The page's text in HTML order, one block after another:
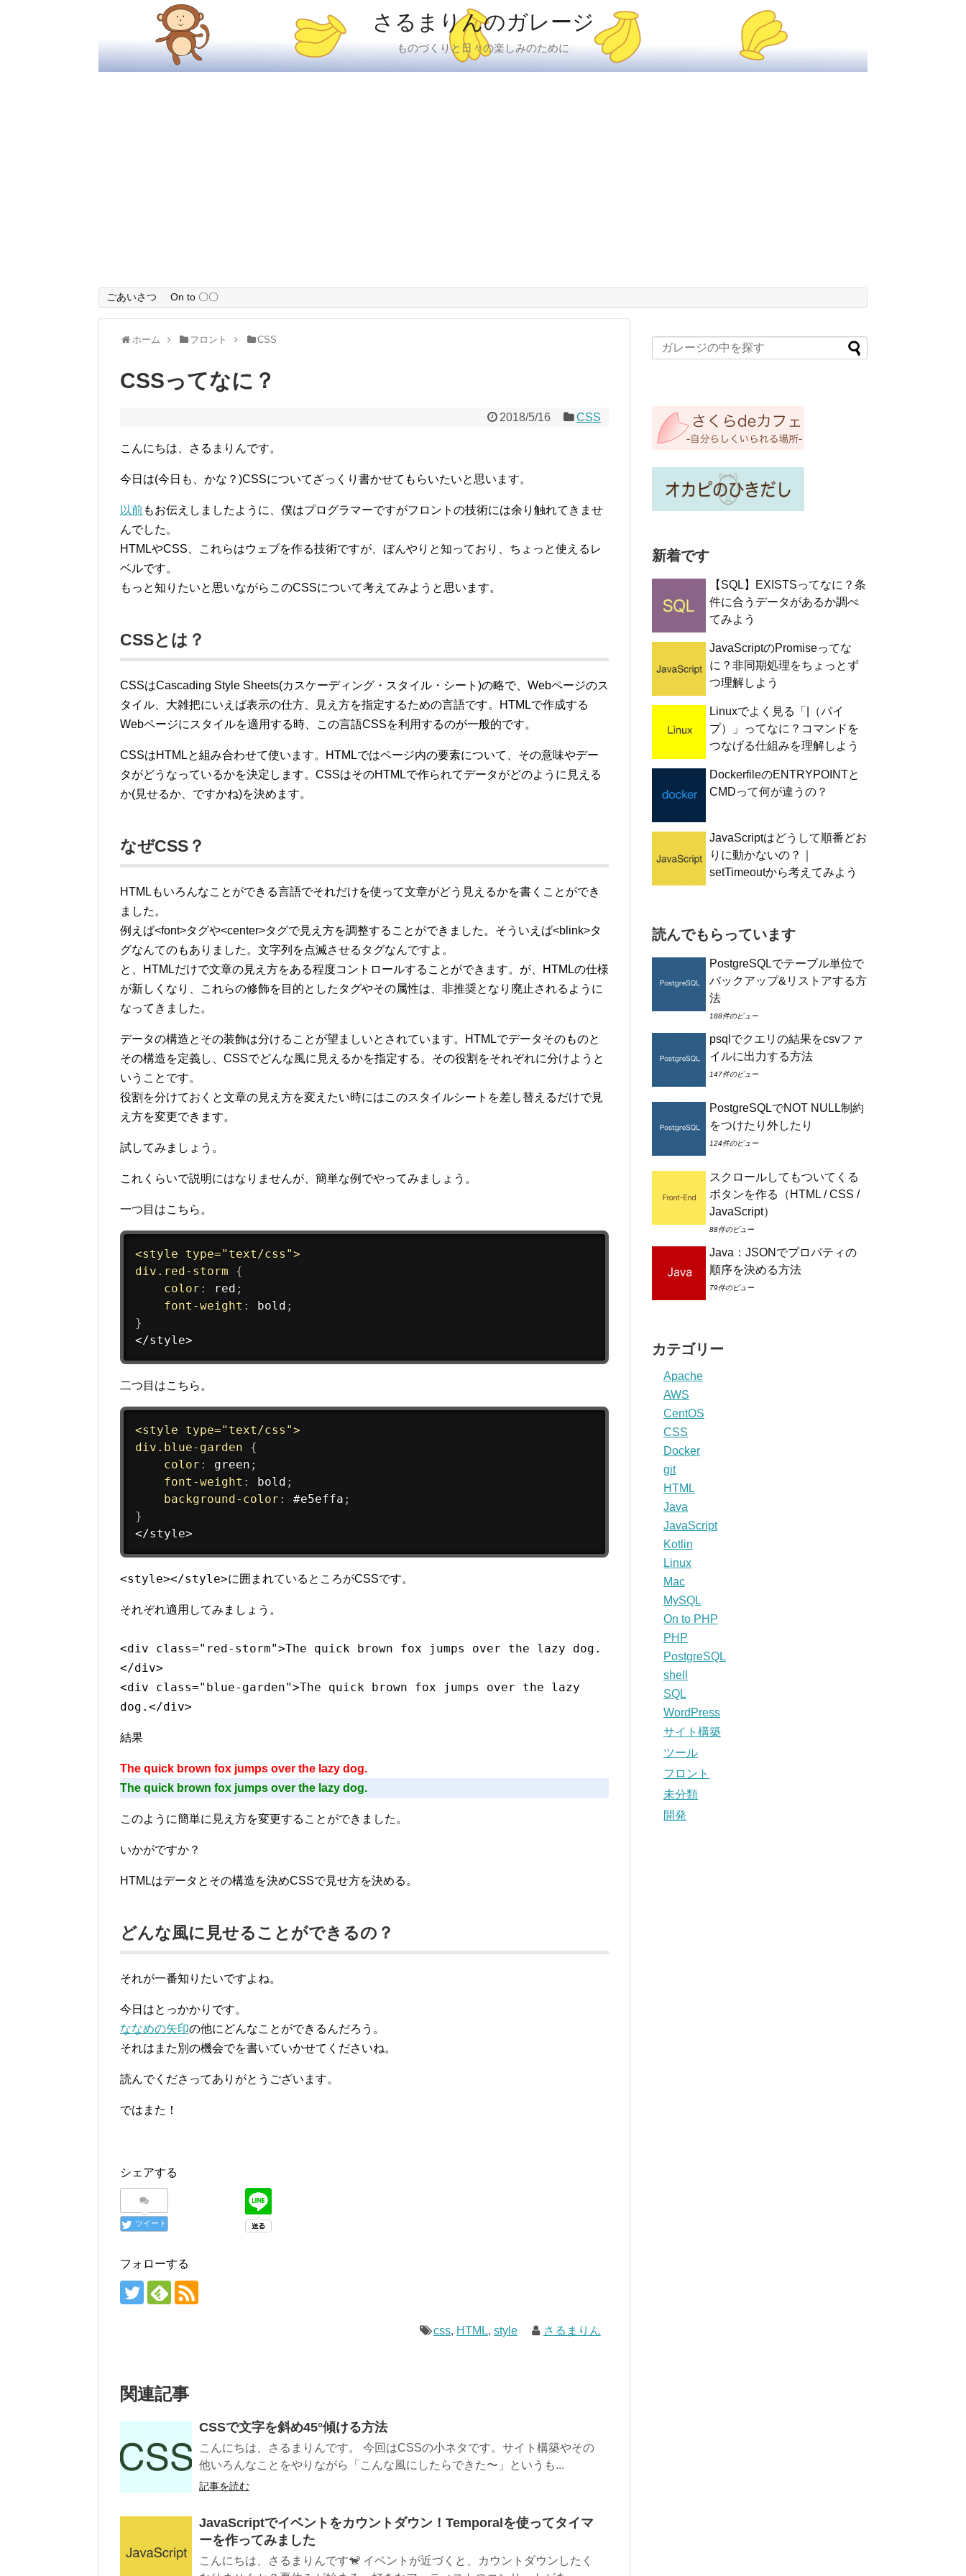
さるまりんのガレージ
ものづくりと日々の楽しみのために
ごあいさつ On to 〇〇
ホーム フロント CSS
CSSってなに？
2018/5/16 CSS
こんにちは、さるまりんです。
今日は(今日も、かな？)CSSについてざっくり書かせてもらいたいと思います。
以前もお伝えしましたように、僕はプログラマーですがフロントの技術には余り触れてきませ
んでした。
HTMLやCSS、これらはウェブを作る技術ですが、ぼんやりと知っており、ちょっと使えるレ
ベルです。
もっと知りたいと思いながらこのCSSについて考えてみようと思います。
CSSとは？
CSSはCascading Style Sheets(カスケーディング・スタイル・シート)の略で、Webページのス
タイル、大雑把にいえば表示の仕方、見え方を指定するための言語です。HTMLで作成する
Webページにスタイルを適用する時、この言語CSSを利用するのが一般的です。
CSSはHTMLと組み合わせて使います。HTMLではページ内の要素について、その意味やデー
タがどうなっているかを決定します。CSSはそのHTMLで作られてデータがどのように見える
か(見せるか、ですかね)を決めます。
なぜCSS？
HTMLもいろんなことができる言語でそれだけを使って文章がどう見えるかを書くことができ
ました。
例えば<font>タグや<center>タグで見え方を調整することができました。そういえば<blink>タ
グなんてのもありました。文字列を点滅させるタグなんですよ。
と、HTMLだけで文章の見え方をある程度コントロールすることができます。が、HTMLの仕様
が新しくなり、これらの修飾を目的としたタグやその属性は、非推奨となり廃止されるように
なってきました。
データの構造とその装飾は分けることが望ましいとされています。HTMLでデータそのものと
その構造を定義し、CSSでどんな風に見えるかを指定する。その役割をそれぞれに分けようと
いうことです。
役割を分けておくと文章の見え方を変えたい時にはこのスタイルシートを差し替えるだけで見
え方を変更できます。
試してみましょう。
これくらいで説明にはなりませんが、簡単な例でやってみましょう。
一つ目はこちら。
<style type="text/css">
div .red-storm
{
color : red ;
font-weight : bold ;
}
</style>
二つ目はこちら。
<style type="text/css">
div .blue-garden
{
color : green ;
font-weight : bold ;
background-color : #e5effa ;
}
</style>
<style></style>に囲まれているところがCSSです。
それぞれ適用してみましょう。
<div class="red-storm">The quick brown fox jumps over the lazy dog.
</div>
<div class="blue-garden">The quick brown fox jumps over the lazy
dog.</div>
結果
The quick brown fox jumps over the lazy dog.
The quick brown fox jumps over the lazy dog.
このように簡単に見え方を変更することができました。
いかがですか？
HTMLはデータとその構造を決めCSSで見せ方を決める。
どんな風に見せることができるの？
それが一番知りたいですよね。
今日はとっかかりです。
ななめの矢印の他にどんなことができるんだろう。
それはまた別の機会でを書いていかせてくださいね。
読んでくださってありがとうございます。
ではまた！
シェアする
ツイート
フォローする
css, HTML,style さるまりん
関連記事
CSSで文字を斜め45°傾ける方法
こんにちは、さるまりんです。 今回はCSSの小ネタです。サイト構築やその
他いろんなことをやりながら「こんな風にしたらできた〜」というも...
記事を読む
JavaScriptでイベントをカウントダウン！Temporalを使ってタイマ
ーを作ってみました
こんにちは、さるまりんです🐒 イベントが近づくと、カウントダウンしたく
新着です
【SQL】EXISTSってなに？条
件に合うデータがあるか調べ
てみよう
JavaScriptのPromiseってな
に？非同期処理をちょっとず
つ理解しよう
Linuxでよく見る「|（パイ
プ）」ってなに？コマンドを
つなげる仕組みを理解しよう
DockerfileのENTRYPOINTと
CMDって何が違うの？
JavaScriptはどうして順番どお
りに動かないの？｜
setTimeoutから考えてみよう
読んでもらっています
PostgreSQLでテーブル単位で
バックアップ&リストアする方
法
188件のビュー
psqlでクエリの結果をcsvファ
イルに出力する方法
147件のビュー
PostgreSQLでNOT NULL制約
をつけたり外したり
124件のビュー
スクロールしてもついてくる
ボタンを作る（HTML / CSS /
JavaScript）
88件のビュー
Java：JSONでプロパティの
順序を決める方法
79件のビュー
カテゴリー
Apache
AWS
CentOS
CSS
Docker
git
HTML
Java
JavaScript
Kotlin
Linux
Mac
MySQL
On to PHP
PHP
PostgreSQL
shell
SQL
WordPress
サイト構築
ツール
フロント
未分類
開発